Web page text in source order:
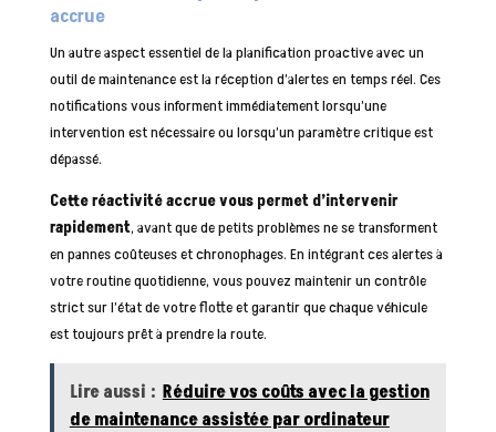
accrue
Un autre aspect essentiel de la planification proactive avec un
outil de maintenance est la réception d’alertes en temps réel. Ces
notifications vous informent immédiatement lorsqu’une
intervention est nécessaire ou lorsqu’un paramètre critique est
dépassé.
Cette réactivité accrue vous permet d’intervenir
rapidement, avant que de petits problèmes ne se transforment
en pannes coûteuses et chronophages. En intégrant ces alertes à
votre routine quotidienne, vous pouvez maintenir un contrôle
strict sur l’état de votre flotte et garantir que chaque véhicule
est toujours prêt à prendre la route.
Lire aussi : Réduire vos coûts avec la gestion
de maintenance assistée par ordinateur